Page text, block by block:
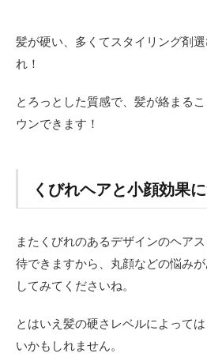
レイ
りし
ない
パ
サ
サ
る
髪
プ
リ
髪が硬い、多くてスタイリング剤
れ！
とろっとした質感で、髪が絡まる
ウンできます！
くびれヘアと小顔効果
またくびれのあるデザインのヘア
待できますから、丸顔などの悩み
してみてくださいね。
とはいえ髪の硬さレベルによって
いかもしれません。